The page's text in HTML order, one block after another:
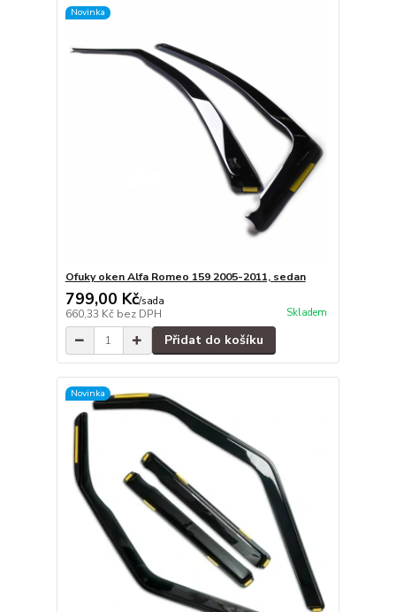
Novinka
Ofuky oken Alfa Romeo 159 2005-2011, sedan
799,00 Kč/sada
660,33 Kč bez DPH Skladem
Přidat do košíku
Novinka